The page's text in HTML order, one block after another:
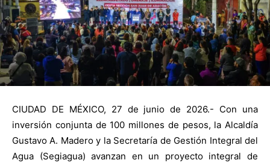
CIUDAD DE MÉXICO, 27 de junio de 2026.- Con una
inversión conjunta de 100 millones de pesos, la Alcaldía
Gustavo A. Madero y la Secretaría de Gestión Integral del
Agua (Segiagua) avanzan en un proyecto integral de